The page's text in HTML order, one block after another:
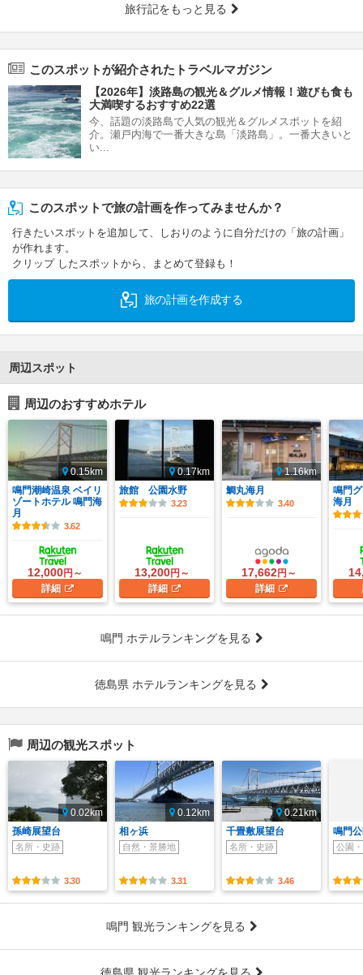
旅行記をもっと見る
このスポットが紹介されたトラベルマガジン
【2026年】淡路島の観光＆グルメ情報！遊びも食も
大満喫するおすすめ22選
今、話題の淡路島で人気の観光＆グルメスポットを紹
介。瀬戸内海で一番大きな島「淡路島」。一番大きいと
い...
このスポットで旅の計画を作ってみませんか？
行きたいスポットを追加して、しおりのように自分だけの「旅の計画」
が作れます。
クリップ したスポットから、まとめて登録も！
旅の計画を作成する
周辺スポット
周辺のおすすめホテル
0.15km
鳴門潮崎温泉 ベイリ
ゾートホテル 鳴門海
月
3.62
12,000円～
詳細
0.17km
旅館 公園水野
3.23
13,200円～
詳細
1.16km
鯛丸海月
3.40
17,662円～
詳細
鳴門
海月
鳴門 ホテルランキングを見る
徳島県 ホテルランキングを見る
周辺の観光スポット
0.02km
孫崎展望台
名所・史跡
3.30
0.12km
相ヶ浜
自然・景勝地
3.31
0.21km
千畳敷展望台
名所・史跡
3.46
鳴門
公園
鳴門 観光ランキングを見る
徳島県 観光ランキングを見る